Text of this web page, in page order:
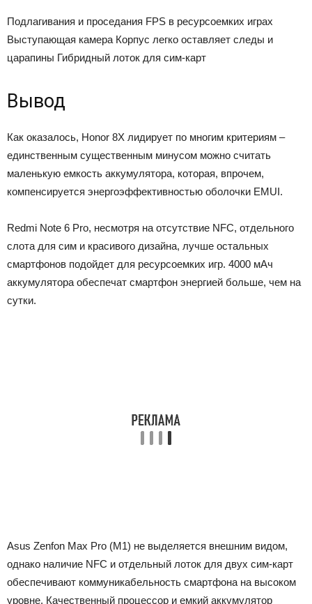
Подлагивания и проседания FPS в ресурсоемких играх
Выступающая камера Корпус легко оставляет следы и
царапины Гибридный лоток для сим-карт
Вывод
Как оказалось, Honor 8X лидирует по многим критериям –
единственным существенным минусом можно считать
маленькую емкость аккумулятора, которая, впрочем,
компенсируется энергоэффективностью оболочки EMUI.
Redmi Note 6 Pro, несмотря на отсутствие NFC, отдельного
слота для сим и красивого дизайна, лучше остальных
смартфонов подойдет для ресурсоемких игр. 4000 мАч
аккумулятора обеспечат смартфон энергией больше, чем на
сутки.
Asus Zenfon Max Pro (M1) не выделяется внешним видом,
однако наличие NFC и отдельный лоток для двух сим-карт
обеспечивают коммуникабельность смартфона на высоком
уровне. Качественный процессор и емкий аккумулятор